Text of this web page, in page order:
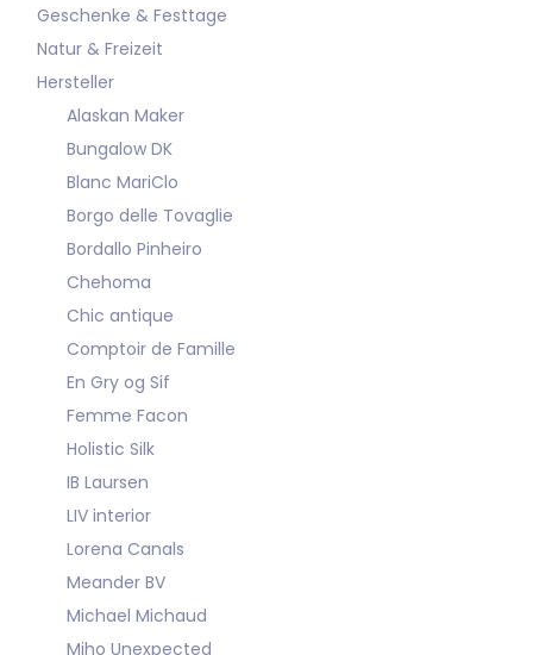
Geschenke & Festtage
Natur & Freizeit
Hersteller
Alaskan Maker
Bungalow DK
Blanc MariClo
Borgo delle Tovaglie
Bordallo Pinheiro
Chehoma
Chic antique
Comptoir de Famille
En Gry og Sif
Femme Facon
Holistic Silk
IB Laursen
LIV interior
Lorena Canals
Meander BV
Michael Michaud
Miho Unexpected